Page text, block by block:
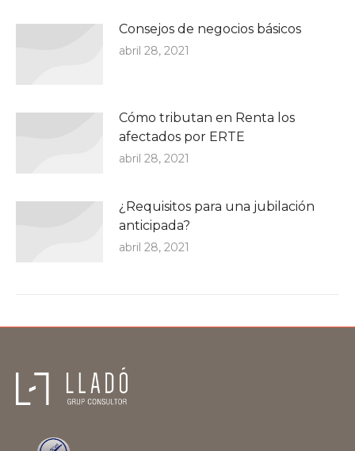
Consejos de negocios básicos
abril 28, 2021
Cómo tributan en Renta los
afectados por ERTE
abril 28, 2021
¿Requisitos para una jubilación
anticipada?
abril 28, 2021